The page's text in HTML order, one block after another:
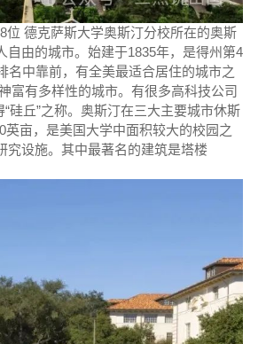
位 德克萨斯大学奥斯汀分校所在的奥斯
由的城市。始建于1835年，是得州第4
名中靠前，有全美最适合居住的城市之
富有多样性的城市。有很多高科技公司
硅丘”之称。奥斯汀在三大主要城市休斯
亩，是美国大学中面积较大的校园之
究设施。其中最著名的建筑是塔楼